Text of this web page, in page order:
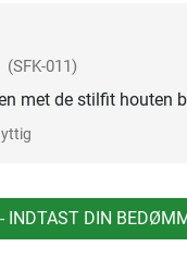
(SFK-011)
met de stilfit houten
INDTAST DIN